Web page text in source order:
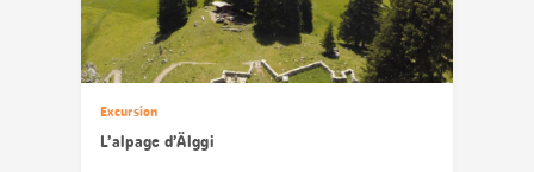
Excursion
L’alpage d’Älggi